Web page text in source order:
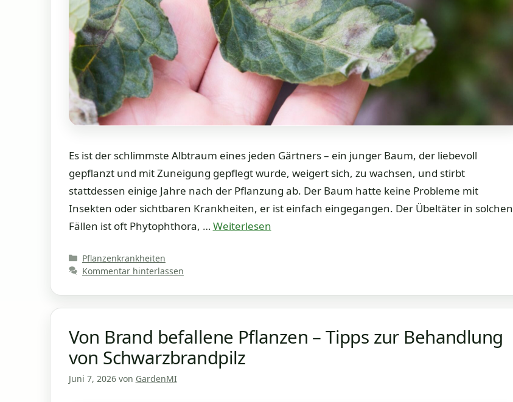
Es ist der schlimmste Albtraum eines jeden Gärtners – ein junger Baum, der liebevoll
gepflanzt und mit Zuneigung gepflegt wurde, weigert sich, zu wachsen, und stirbt
stattdessen einige Jahre nach der Pflanzung ab. Der Baum hatte keine Probleme mit
Insekten oder sichtbaren Krankheiten, er ist einfach eingegangen. Der Übeltäter in solchen
Fällen ist oft Phytophthora, …Weiterlesen
Kategorien
Pflanzenkrankheiten
Kommentar hinterlassen
Von Brand befallene Pflanzen – Tipps zur Behandlung
von Schwarzbrandpilz
Juni 7, 2026 von GardenMI